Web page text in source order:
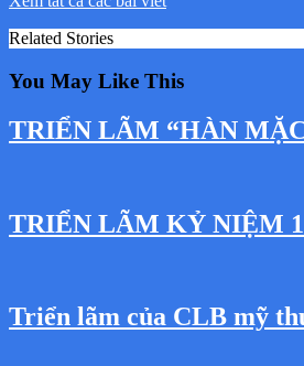
Related Stories
You May Like This
TRIỂN LÃM “HÀN
TRIỂN LÃM KỶ NIỆM
Triển lãm của CLB mỹ